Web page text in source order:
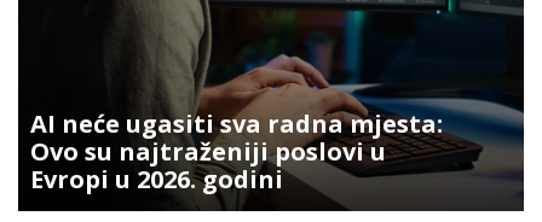
AI neće ugasiti sva radna mjesta:
Ovo su najtraženiji poslovi u
Evropi u 2026. godini